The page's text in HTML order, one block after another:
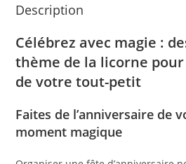
Description
Célébrez avec magie :
thème de la licorne
de votre tout-petit
Faites de l’anniversaire de
moment magique